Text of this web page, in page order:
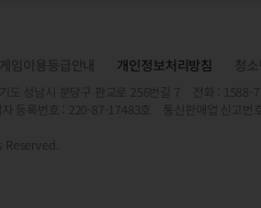
개인정보처리방침